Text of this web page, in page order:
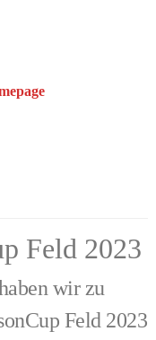
Feld 2023
wir zu
Feld 2023